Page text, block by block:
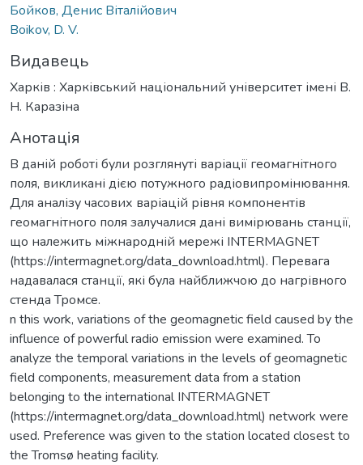
Бойков, Денис Віталійович
Boikov, D. V.
Видавець
Харків : Харківський національний університет імені В.
Н. Каразіна
Анотація
В даній роботі були розглянуті варіації геомагнітного
поля, викликані дією потужного радіовипромінювання.
Для аналізу часових варіацій рівня компонентів
геомагнітного поля залучалися дані вимірювань станції,
що належить міжнародній мережі INTERMAGNET
(https://intermagnet.org/data_download.html). Перевага
надавалася станції, які була найближчою до нагрівного
стенда Тромсе.
n this work, variations of the geomagnetic field caused by the
influence of powerful radio emission were examined. To
analyze the temporal variations in the levels of geomagnetic
field components, measurement data from a station
belonging to the international INTERMAGNET
(https://intermagnet.org/data_download.html) network were
used. Preference was given to the station located closest to
the Tromsø heating facility.